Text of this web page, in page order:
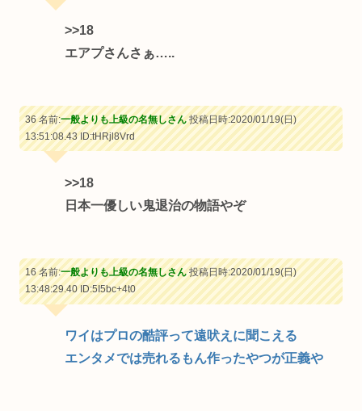
>>18
エアプさんさぁ…..
36 名前:一般よりも上級の名無しさん投稿日時:2020/01/19(日)
13:51:08.43ID:tHRjl8Vrd
>>18
日本一優しい鬼退治の物語やぞ
16 名前:一般よりも上級の名無しさん投稿日時:2020/01/19(日)
13:48:29.40ID:5I5bc+4t0
ワイはプロの酷評って遠吠えに聞こえる
エンタメでは売れるもん作ったやつが正義や